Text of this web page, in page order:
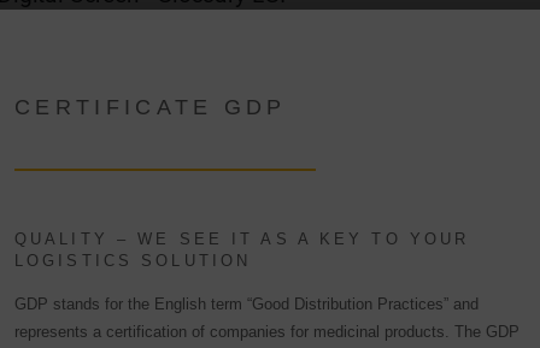
CERTIFICATE GDP
QUALITY – WE SEE IT AS A KEY TO YOUR
LOGISTICS SOLUTION
GDP stands for the English term “Good Distribution Practices” and
represents a certification of companies for medicinal products. The GDP